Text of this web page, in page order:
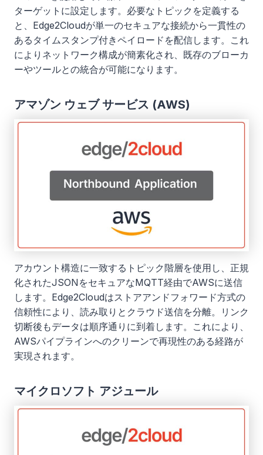
ターゲットに設定します。必要なトピックを定義する
と、Edge2Cloudが単一のセキュアな接続から一貫性の
あるタイムスタンプ付きペイロードを配信します。これ
によりネットワーク構成が簡素化され、既存のブローカ
ーやツールとの統合が可能になります。
アマゾン ウェブ サービス (AWS)
アカウント構造に一致するトピック階層を使用し、正規
化されたJSONをセキュアなMQTT経由でAWSに送信
します。Edge2Cloudはストアアンドフォワード方式の
信頼性により、読み取りとクラウド送信を分離。リンク
切断後もデータは順序通りに到着します。これにより、
AWSパイプラインへのクリーンで再現性のある経路が
実現されます。
マイクロソフト アジュール